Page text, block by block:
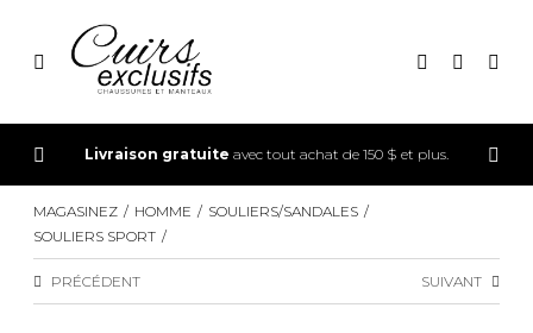
CONNEXION
INSCRIPTION
Livraison gratuite avec tout achat de 150 $ et plus.
MAGASINEZ HOMME
SOULIERS/SANDALES
SOULIERS SPORT
PRÉCÉDENT SUIVANT